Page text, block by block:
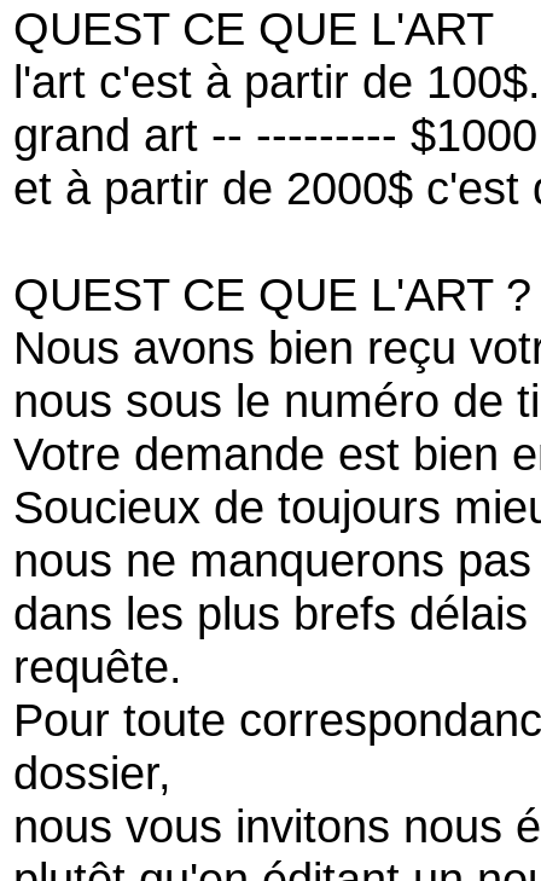
QUEST CE QUE L'ART
l'art c'est à partir de 100$.
grand art -- ---------
et à partir de 2000$ c'est
QUEST CE QUE L'ART ?
Nous avons bien reçu
nous sous le numéro de
Votre demande est bien
Soucieux de toujours
nous ne manquerons
dans les plus brefs
requête.
Pour toute
dossier,
nous vous invitons nous